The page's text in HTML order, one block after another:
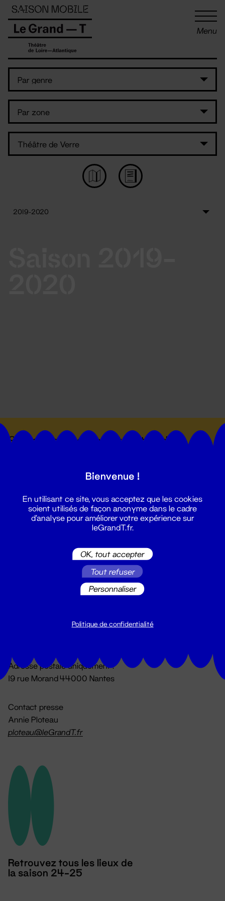
Menu
Suivez toutes les actualités du
Du lundi au vendredi 14h → 18h
Adresse postale uniquement :
19 rue Morand 44000 Nantes
Contact presse
Annie Ploteau
ploteau@leGrandT.fr
Retrouvez tous les lieux de
la saison 24-25
Panneau de gestion des cookies
Bienvenue !
En utilisant ce site, vous acceptez que les cookies
soient utilisés de façon anonyme dans le cadre
d'analyse pour améliorer votre expérience sur
leGrandT.fr.
OK, tout accepter
Tout refuser
Personnaliser
Politique de confidentialité